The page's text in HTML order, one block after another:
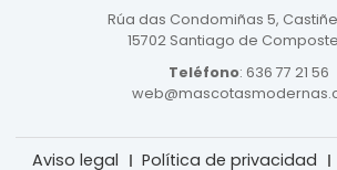
Rúa das Condomiñas 5,
15702 Santiago de
Teléfono: 636 77 21 56
Aviso legal Política de privacidad